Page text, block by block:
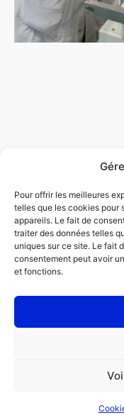
Pour offrir les meilleures
telles que les cookies pour
appareils. Le fait de
traiter des données telles
uniques sur ce site. Le fait
consentement peut avoir
et fonctions.
GESCHÄFTSKUNDE